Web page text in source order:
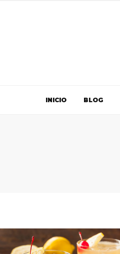
INICIO BLOG